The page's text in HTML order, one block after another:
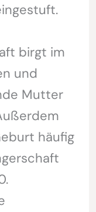
birgt im
und
Mutter
häufig